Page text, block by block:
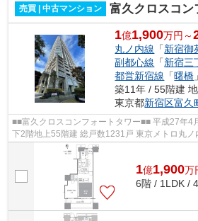
売買 | 中古マンション 富久クロスコン
1億1,900万円～
丸ノ内線 「新宿御
副都心線 「新宿三
都営新宿線 「曙橋
築11年 / 55階建
東京都新宿区富久
■■富久クロスコンフォートタワー■■ 平成27年4月築 鉄筋コンクリート造地
下2階地上55階建 総戸数1231戸 東京メトロ丸ノ内線「新宿御苑前」駅徒歩7
分 副都心線「新宿三丁目」駅徒歩9分...
1億1,900万
6階 / 1LDK /